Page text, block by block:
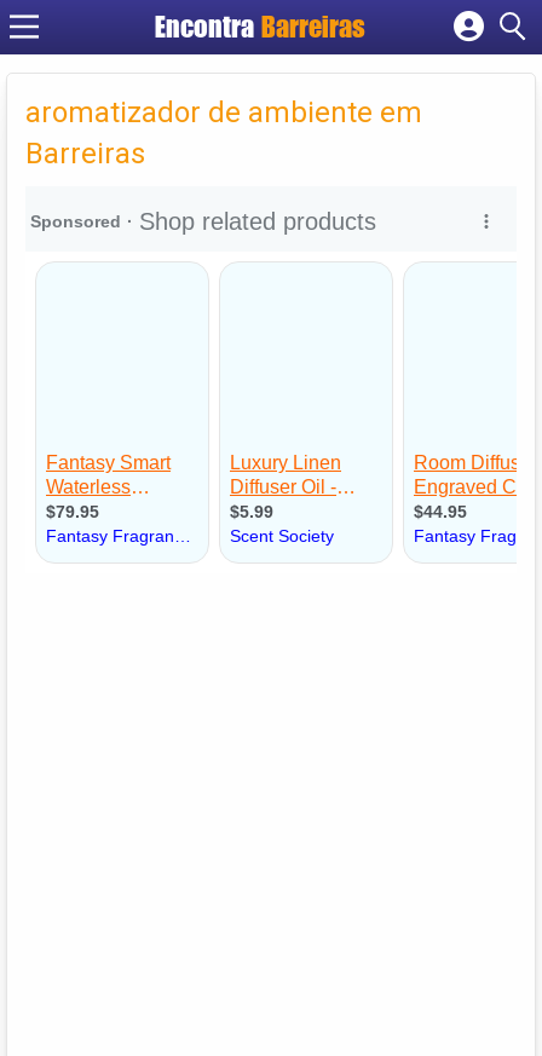
EncontraBarreiras
Cadastrar empresa
Criar conta
aromatizador de ambiente em
Barreiras